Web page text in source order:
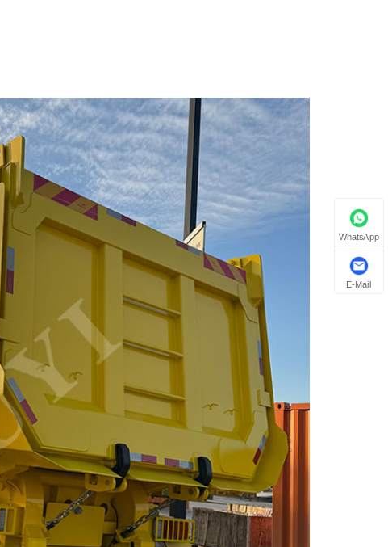
WhatsApp
E-Mail